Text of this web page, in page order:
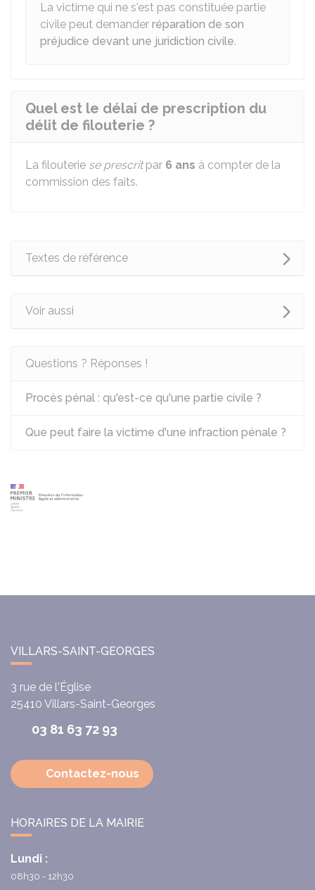
La victime qui ne s'est pas constituée partie
civile peut demander réparation de son
préjudice devant une juridiction civile.
Quel est le délai de prescription du
délit de filouterie ?
La filouterie se prescritpar 6 ans à compter de la
commission des faits.
Textes de référence
Voir aussi
Questions ? Réponses !
Procès pénal : qu'est-ce qu'une partie civile ?
Que peut faire la victime d'une infraction pénale ?
VILLARS-SAINT-GEORGES
3 rue de l'Église
25410 Villars-Saint-Georges
03 81 63 72 93
Contactez-nous
HORAIRES DE LA MAIRIE
Lundi :
08h30 - 12h30